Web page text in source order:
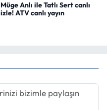
Müge Anlı ile Tatlı Sert canlı
izle! ATV canlı yayın